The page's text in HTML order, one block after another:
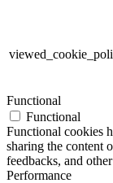
Functional
Functional
Functional cookies
sharing the content
feedbacks, and
Performance